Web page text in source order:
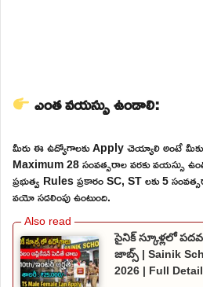
ఎంత వయస్సు ఉండాలి:
మీరు ఈ ఉద్యోగాలకు Apply చెయ్యాలి అంటే
Maximum 28 సంవత్సరాల వరకు వయస్సు
ప్రభుత్వ Rules ప్రకారం SC, ST లకు 5
వయో సడలింపు ఉంటుంది.
సైనిక్ స్కూళ్లలో
జాబ్స్ | Sainik
2026 | Full